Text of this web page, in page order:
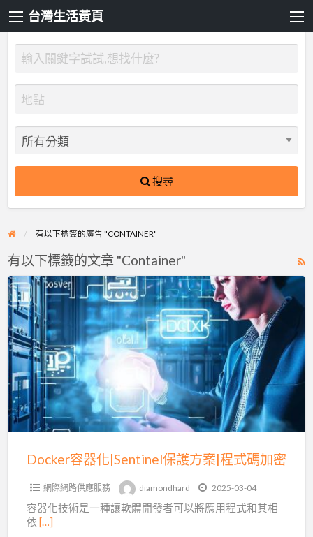
台灣生活黃頁
搜尋
有以下標簽的廣告 "CONTAINER"
有以下標籤的文章 "Container"
Docker
容
器
化|Sentinel
保
護
方
案|
程
Docker容器化|Sentinel保護方案|程式碼加密
網際網路供應服務 diamondhard 2025-03-04
容器化技術是一種讓軟體開發者可以將應用程式和其相
依 […]